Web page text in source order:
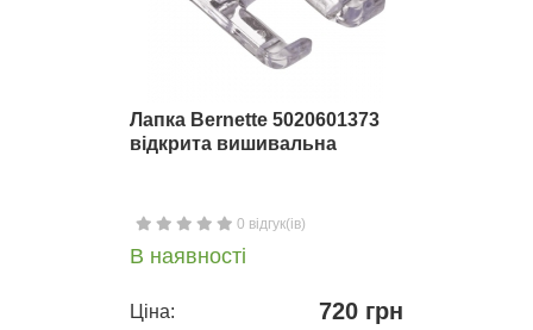
Лапка Bernette 5020601373
відкрита вишивальна
0 відгук(ів)
В наявності
Ціна: 720 грн